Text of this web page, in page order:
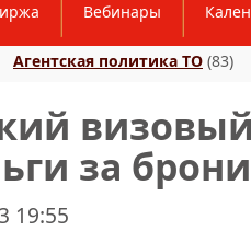
Вебинары
Агентская политика ТО (83)
за
19:55